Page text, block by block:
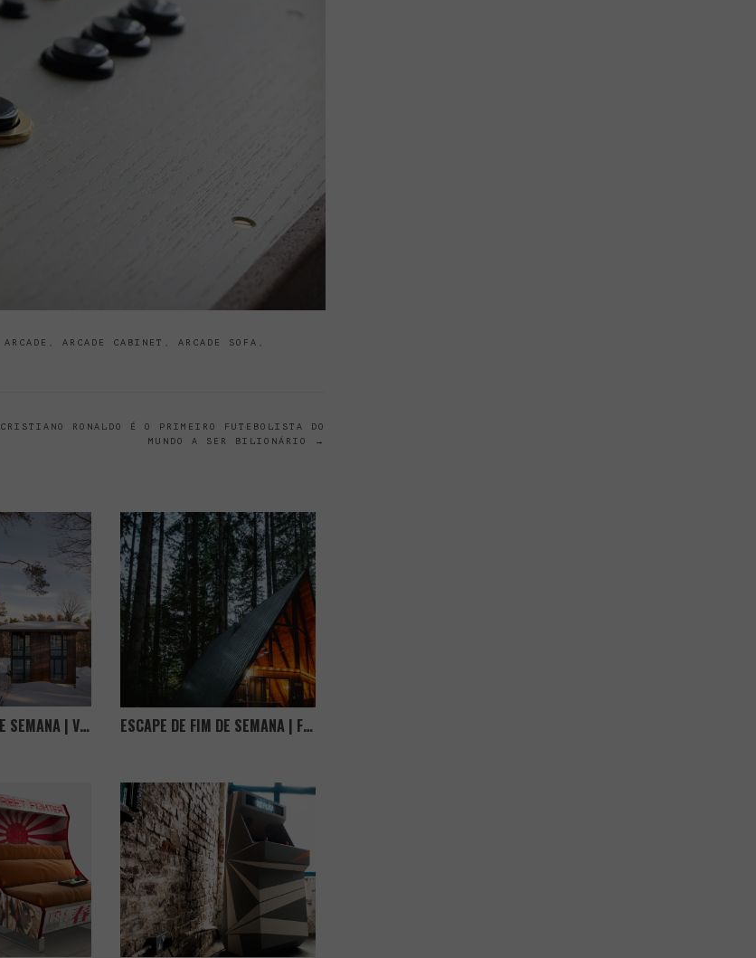
ARCADE , ARCADE CABINET , ARCADE SOFA ,
CRISTIANO RONALDO É O PRIMEIRO FUTEBOLISTA DO
MUNDO A SER BILIONÁRIO
→
ESCAPE DE FIM DE SEMANA | VERMONT CABIN ESCAPE DE FIM DE SEMANA | FIM DE ANO NAS TYE RIVER CABIN